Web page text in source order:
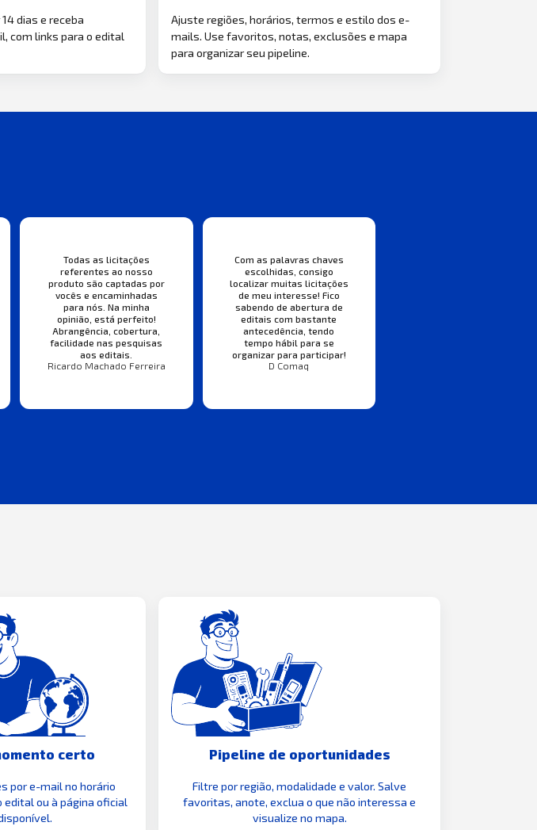
dias e receba
com links para o edital
Ajuste regiões, horários, termos e estilo dos e-
mails. Use favoritos, notas, exclusões e mapa
para organizar seu pipeline.
Todas as licitações
referentes ao nosso
produto são captadas por
vocês e encaminhadas
para nós. Na minha
opinião, está perfeito!
Abrangência, cobertura,
facilidade nas pesquisas
aos editais.
Ricardo Machado Ferreira
Com as palavras chaves
escolhidas, consigo
localizar muitas licitações
de meu interesse! Fico
sabendo de abertura de
editais com bastante
antecedência, tendo
tempo hábil para se
organizar para participar!
D Comaq
certo
por e-mail no horário
edital ou à página oficial
Pipeline de oportunidades
Filtre por região, modalidade e valor. Salve
favoritas, anote, exclua o que não interessa e
visualize no mapa.